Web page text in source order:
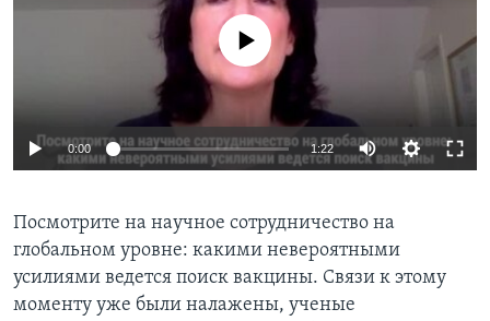
No media source currently available
0:00 1:22
Посмотрите на научное сотрудничество на
глобальном уровне: какими невероятными
усилиями ведется поиск вакцины. Связи к этому
моменту уже были налажены, ученые